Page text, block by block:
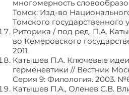
многомерность
Томск: Изд-во
Томского государственного
Риторика / под ред. П.А.
во Кемеровского
2011.
Катышев П.А. Ключевые
герменевтики // Вестник
Серия 9: Филология. 2003.
Катышев П.А., Оленев С.В.